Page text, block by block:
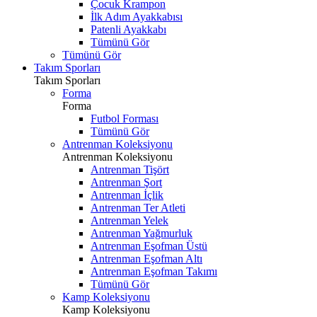
Çocuk Krampon
İlk Adım Ayakkabısı
Patenli Ayakkabı
Tümünü Gör
Tümünü Gör
Takım Sporları
Takım Sporları
Forma
Forma
Futbol Forması
Tümünü Gör
Antrenman Koleksiyonu
Antrenman Koleksiyonu
Antrenman Tişört
Antrenman Şort
Antrenman İçlik
Antrenman Ter Atleti
Antrenman Yelek
Antrenman Yağmurluk
Antrenman Eşofman Üstü
Antrenman Eşofman Altı
Antrenman Eşofman Takımı
Tümünü Gör
Kamp Koleksiyonu
Kamp Koleksiyonu